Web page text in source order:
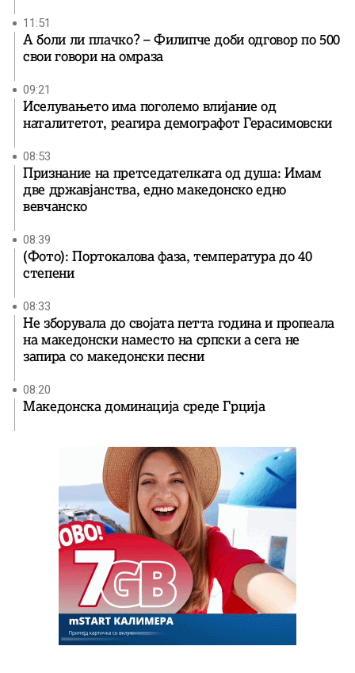
11:51
А боли ли плачко? – Филипче доби одговор по 500
свои говори на омраза
09:21
Иселувањето има поголемо влијание од
наталитетот, реагира демографот Герасимовски
08:53
Признание на претседателката од душа: Имам
две државјанства, едно македонско едно
вевчанско
08:39
(Фото): Портокалова фаза, температура до 40
степени
08:33
Не зборувала до својата петта година и пропеала
на македонски наместо на српски а сега не
запира со македонски песни
08:20
Македонска доминација среде Грција